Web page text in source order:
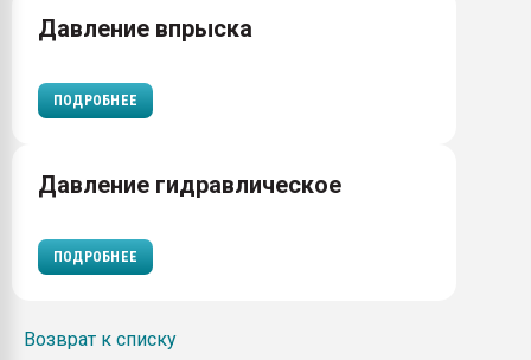
Давление впрыска
ПОДРОБНЕЕ
Давление гидравлическое
ПОДРОБНЕЕ
Возврат к списку